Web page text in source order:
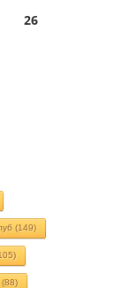
26
(149)
(88)